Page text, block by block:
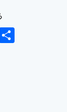
Hatena